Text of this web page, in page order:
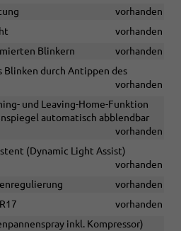
vorhanden
vorhanden
Blinkern
vorhanden
durch Antippen des
vorhanden
und Leaving-Home-Funktion
automatisch abblendbar
vorhanden
(Dynamic Light Assist)
vorhanden
vorhanden
vorhanden
inkl. Kompressor)